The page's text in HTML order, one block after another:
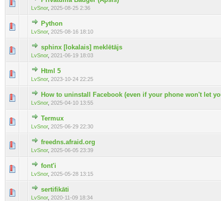
LvSnor, 2025-08-25 2:36
Python
LvSnor, 2025-08-16 18:10
sphinx [lokalais] meklētājs
LvSnor, 2021-06-19 18:03
Html 5
LvSnor, 2023-10-24 22:25
How to uninstall Facebook (even if your phone won't let
LvSnor, 2025-04-10 13:55
Termux
LvSnor, 2025-06-29 22:30
freedns.afraid.org
LvSnor, 2025-06-05 23:39
font'i
LvSnor, 2025-05-28 13:15
sertifikāti
LvSnor, 2020-11-09 18:34